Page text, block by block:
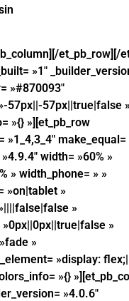
et_pb_row][/
»1″
»#870093″
57px||-57px||true|false
»{} »][et_pb_row
make_equal=
width= »60% »
» width_phone= » »
»on|tablet »
»
»
»
»display:
»{}
»4.0.6″